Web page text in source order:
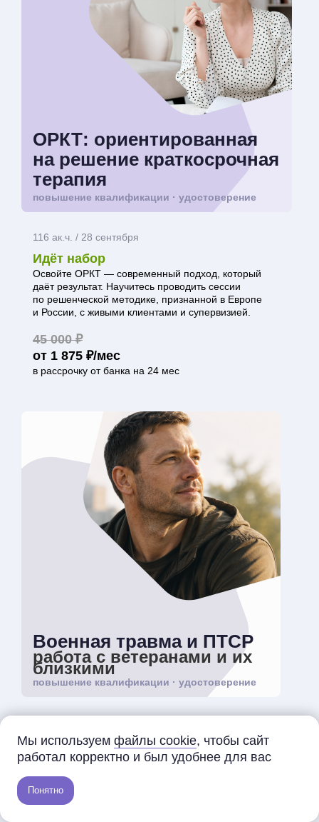
ОРКТ: ориентированная
на решение краткосрочная
терапия
повышение квалификации · удостоверение
116 ак.ч. / 28 сентября
Идёт набор
Освойте ОРКТ — современный подход, который
даёт результат. Научитесь проводить сессии
по решенческой методике, признанной в Европе
и России, с живыми клиентами и супервизией.
45 000 ₽
от 1 875 ₽/мес
в рассрочку от банка на 24 мес
Военная травма и ПТСР
работа с ветеранами и их
близкими
повышение квалификации · удостоверение
Идёт набор
Освойте диагностику, планирование терапии и
опытом, ветеранам и их близким.
Мы используем файлы cookie, чтобы сайт
работал корректно и был удобнее для вас
Понятно